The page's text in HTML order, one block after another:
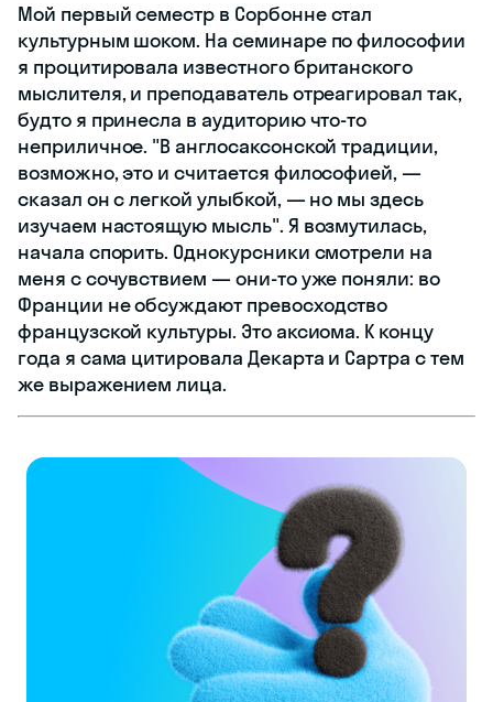
Мой первый семестр в Сорбонне стал
культурным шоком. На семинаре по философии
я процитировала известного британского
мыслителя, и преподаватель отреагировал так,
будто я принесла в аудиторию что-то
неприличное. "В англосаксонской традиции,
возможно, это и считается философией, —
сказал он с легкой улыбкой, — но мы здесь
изучаем настоящую мысль". Я возмутилась,
начала спорить. Однокурсники смотрели на
меня с сочувствием — они-то уже поняли: во
Франции не обсуждают превосходство
французской культуры. Это аксиома. К концу
года я сама цитировала Декарта и Сартра с тем
же выражением лица.